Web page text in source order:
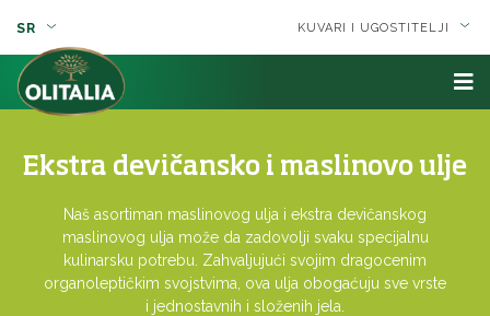
KUVARI I UGOSTITELJI
SR
Ekstra devičansko i maslinovo ulje
Naš asortiman maslinovog ulja i ekstra devičanskog
maslinovog ulja može da zadovolji svaku specijalnu
kulinarsku potrebu. Zahvaljujući svojim dragocenim
organoleptičkim svojstvima, ova ulja obogaćuju sve vrste
i jednostavnih i složenih jela.